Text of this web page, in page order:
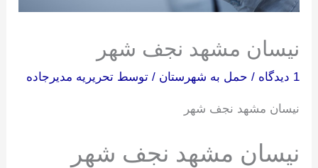
نیسان مشهد نجف شهر
1 دیدگاه / حمل به شهرستان / توسطتحریریه مدیرجاده
نیسان مشهد نجف شهر
نیسان مشهد نجف شهر